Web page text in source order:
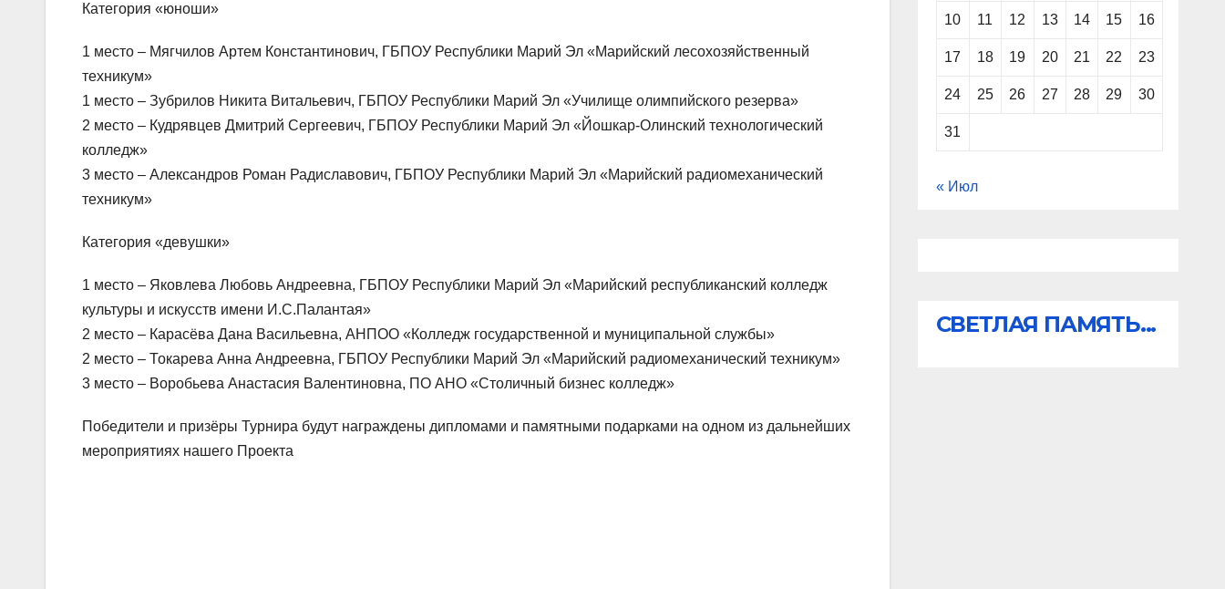
Категория «юноши»
1 место – Мягчилов Артем Константинович, ГБПОУ Республики Марий Эл «Марийский лесохозяйственный
техникум»
1 место – Зубрилов Никита Витальевич, ГБПОУ Республики Марий Эл «Училище олимпийского резерва»
2 место – Кудрявцев Дмитрий Сергеевич, ГБПОУ Республики Марий Эл «Йошкар-Олинский технологический
колледж»
3 место – Александров Роман Радиславович, ГБПОУ Республики Марий Эл «Марийский радиомеханический
техникум»
Категория «девушки»
1 место – Яковлева Любовь Андреевна, ГБПОУ Республики Марий Эл «Марийский республиканский колледж
культуры и искусств имени И.С.Палантая»
2 место – Карасёва Дана Васильевна, АНПОО «Колледж государственной и муниципальной службы»
2 место – Токарева Анна Андреевна, ГБПОУ Республики Марий Эл «Марийский радиомеханический техникум»
3 место – Воробьева Анастасия Валентиновна, ПО АНО «Столичный бизнес колледж»
Победители и призёры Турнира будут награждены дипломами и памятными подарками на одном из дальнейших
мероприятиях нашего Проекта
10 11 12 13 14 15 16
17 18 19 20 21 22 23
24 25 26 27 28 29 30
31
« Июл
СВЕТЛАЯ ПАМЯТЬ...